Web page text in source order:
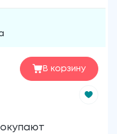
В корзину